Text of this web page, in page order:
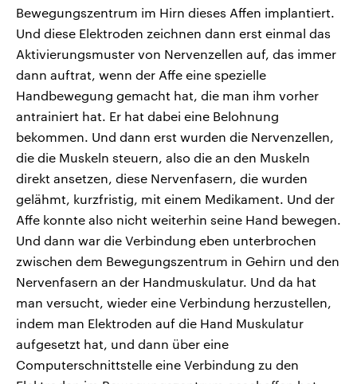
Bewegungszentrum im Hirn dieses Affen implantiert.
Und diese Elektroden zeichnen dann erst einmal das
Aktivierungsmuster von Nervenzellen auf, das immer
dann auftrat, wenn der Affe eine spezielle
Handbewegung gemacht hat, die man ihm vorher
antrainiert hat. Er hat dabei eine Belohnung
bekommen. Und dann erst wurden die Nervenzellen,
die die Muskeln steuern, also die an den Muskeln
direkt ansetzen, diese Nervenfasern, die wurden
gelähmt, kurzfristig, mit einem Medikament. Und der
Affe konnte also nicht weiterhin seine Hand bewegen.
Und dann war die Verbindung eben unterbrochen
zwischen dem Bewegungszentrum in Gehirn und den
Nervenfasern an der Handmuskulatur. Und da hat
man versucht, wieder eine Verbindung herzustellen,
indem man Elektroden auf die Hand Muskulatur
aufgesetzt hat, und dann über eine
Computerschnittstelle eine Verbindung zu den